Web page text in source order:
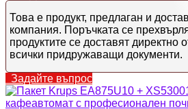
Това е продукт, предлаган и
компания. Поръчката се
продуктите се доставят директно
всички придружаващи документи.
Задайте въпрос